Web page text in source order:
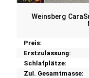
Weinsberg
Preis:
Erstzulassung:
Schlafplätze:
Zul. Gesamtmasse: